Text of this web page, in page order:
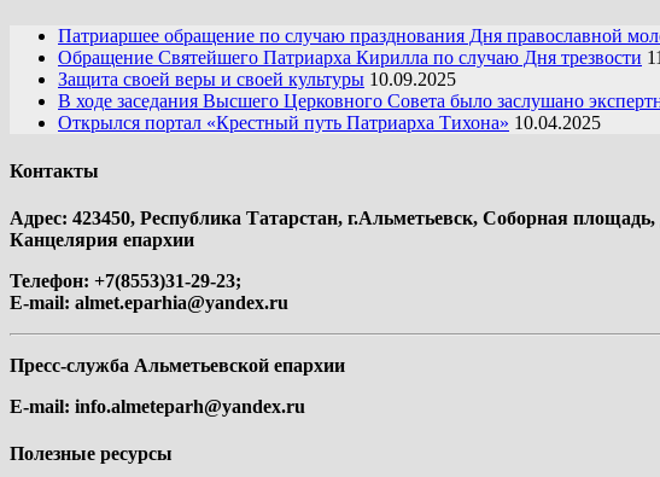
Патриаршее обращение по случаю празднования Дня православной
Обращение Святейшего Патриарха Кирилла по случаю Дня трезвости
Защита своей веры и своей культуры 10.09.2025
В ходе заседания Высшего Церковного Совета было заслушано
Открылся портал «Крестный путь Патриарха Тихона» 10.04.2025
Контакты
Адрес: 423450, Республика Татарстан, г.Альметьевск, Соборная
Канцелярия епархии
Телефон: +7(8553)31-29-23;
E-mail: almet.eparhia@yandex.ru
Пресс-служба Альметьевской епархии
E-mail: info.almeteparh@yandex.ru
Полезные ресурсы